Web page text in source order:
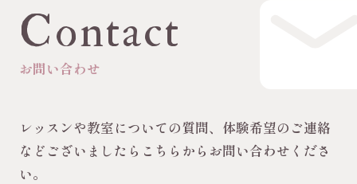
Contact
お問い合わせ
レッスンや教室についての質問、体験希望のご連絡
などございましたらこちらからお問い合わせくださ
い。